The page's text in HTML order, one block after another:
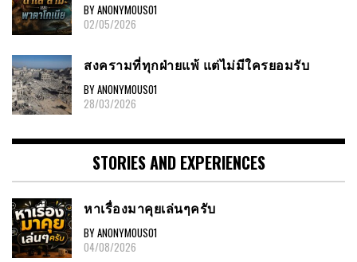
BY ANONYMOUS01
02/05/2026
สงครามที่ทุกฝ่ายแพ้ แต่ไม่มีใครยอมรับ
BY ANONYMOUS01
28/03/2026
STORIES AND EXPERIENCES
หาเรื่องมาคุยเล่นๆครับ
BY ANONYMOUS01
04/08/2026